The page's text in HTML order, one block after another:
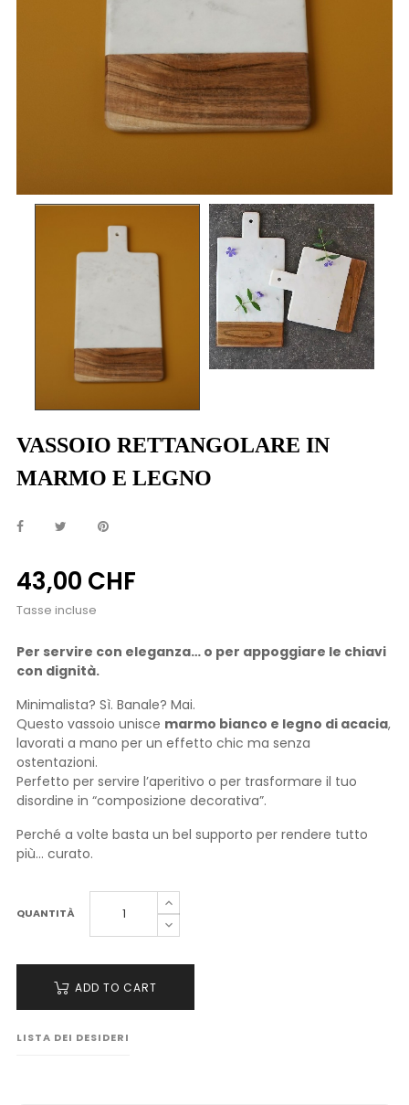
VASSOIO RETTANGOLARE IN
MARMO E LEGNO
43,00 CHF
Tasse incluse
Per servire con eleganza… o per appoggiare le chiavi
con dignità.
Minimalista? Sì. Banale? Mai.
Questo vassoio unisce marmo bianco e legno di acacia,
lavorati a mano per un effetto chic ma senza
ostentazioni.
Perfetto per servire l’aperitivo o per trasformare il tuo
disordine in “composizione decorativa”.
Perché a volte basta un bel supporto per rendere tutto
più… curato.
QUANTITÀ
ADD TO CART
LISTA DEI DESIDERI